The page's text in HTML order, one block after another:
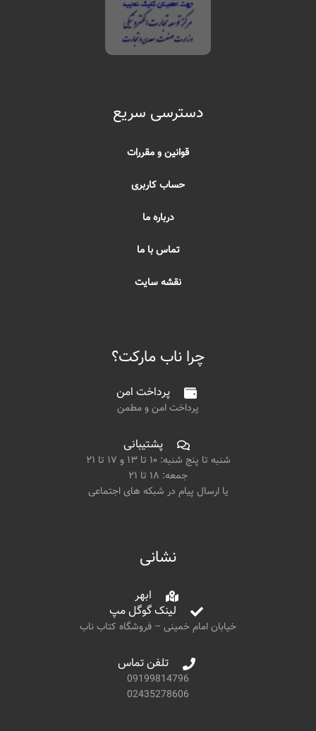
دسترسی سریع
قوانین و مقررات
حساب کاربری
درباره ما
تماس با ما
نقشه سایت
چرا ناب مارکت؟
پرداخت امن
پرداخت امن و مطمن
پشتیبانی
شنبه تا پنج شنبه: ۱۰ تا ۱۳ و ۱۷ تا ۲۱
جمعه: ۱۸ تا ۲۱
یا ارسال پیام در شبکه های اجتماعی
نشانی
ابهر
لینک گوگل مپ
خیابان امام خمینی – فروشگاه کتاب ناب
تلفن تماس
09199814796
02435278606